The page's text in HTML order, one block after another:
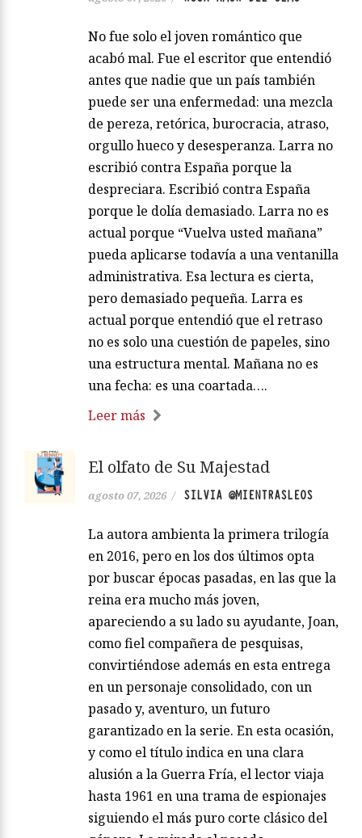
No fue solo el joven romántico que
acabó mal. Fue el escritor que entendió
antes que nadie que un país también
puede ser una enfermedad: una mezcla
de pereza, retórica, burocracia, atraso,
orgullo hueco y desesperanza. Larra no
escribió contra España porque la
despreciara. Escribió contra España
porque le dolía demasiado. Larra no es
actual porque “Vuelva usted mañana”
pueda aplicarse todavía a una ventanilla
administrativa. Esa lectura es cierta,
pero demasiado pequeña. Larra es
actual porque entendió que el retraso
no es solo una cuestión de papeles, sino
una estructura mental. Mañana no es
una fecha: es una coartada….
Leer más
El olfato de Su Majestad
agosto 07, 2026 / SILVIA @MIENTRASLEOS
La autora ambienta la primera trilogía
en 2016, pero en los dos últimos opta
por buscar épocas pasadas, en las que la
reina era mucho más joven,
apareciendo a su lado su ayudante, Joan,
como fiel compañera de pesquisas,
convirtiéndose además en esta entrega
en un personaje consolidado, con un
pasado y, aventuro, un futuro
garantizado en la serie. En esta ocasión,
y como el título indica en una clara
alusión a la Guerra Fría, el lector viaja
hasta 1961 en una trama de espionajes
siguiendo el más puro corte clásico del